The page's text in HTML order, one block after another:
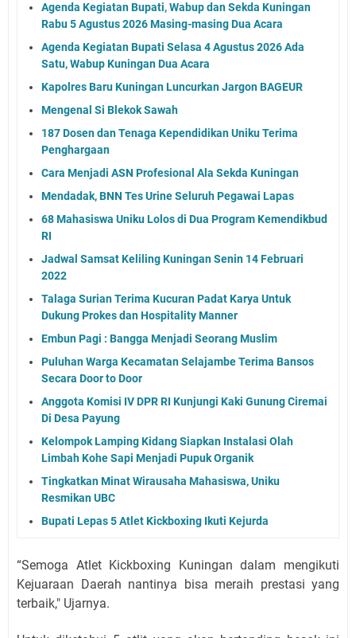
Agenda Kegiatan Bupati, Wabup dan Sekda Kuningan
Rabu 5 Agustus 2026 Masing-masing Dua Acara
Agenda Kegiatan Bupati Selasa 4 Agustus 2026 Ada
Satu, Wabup Kuningan Dua Acara
Kapolres Baru Kuningan Luncurkan Jargon BAGEUR
Mengenal Si Blekok Sawah
187 Dosen dan Tenaga Kependidikan Uniku Terima
Penghargaan
Cara Menjadi ASN Profesional Ala Sekda Kuningan
Mendadak, BNN Tes Urine Seluruh Pegawai Lapas
68 Mahasiswa Uniku Lolos di Dua Program Kemendikbud
RI
Jadwal Samsat Keliling Kuningan Senin 14 Februari
2022
Talaga Surian Terima Kucuran Padat Karya Untuk
Dukung Prokes dan Hospitality Manner
Embun Pagi : Bangga Menjadi Seorang Muslim
Puluhan Warga Kecamatan Selajambe Terima Bansos
Secara Door to Door
Anggota Komisi IV DPR RI Kunjungi Kaki Gunung Ciremai
Di Desa Payung
Kelompok Lamping Kidang Siapkan Instalasi Olah
Limbah Kohe Sapi Menjadi Pupuk Organik
Tingkatkan Minat Wirausaha Mahasiswa, Uniku
Resmikan UBC
Bupati Lepas 5 Atlet Kickboxing Ikuti Kejurda
“Semoga Atlet Kickboxing Kuningan dalam mengikuti
Kejuaraan Daerah nantinya bisa meraih prestasi yang
terbaik," Ujarnya.